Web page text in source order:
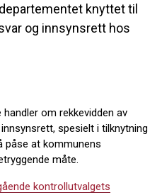
knyttet til
og innsynsrett hos
om rekkevidden av
spesielt i tilknytning
påse at kommunens
måte.
kontrollutvalgets